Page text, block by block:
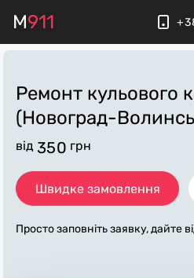
M911
Ремонт кульового
(Новоград-
від 350 грн
Швидке замовлення
Просто заповніть заявку, дайте
питання по «ремонт кульового